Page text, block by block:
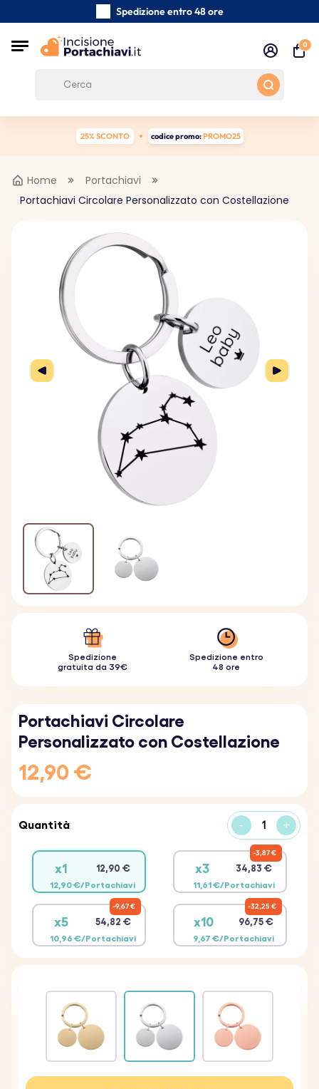
Spedizione entro 48 ore
Recensioni dei clienti:
0
25% SCONTO codice promo:PROMO25
Home
Portachiavi
Portachiavi Circolare Personalizzato con Costellazione
Spedizione
gratuita da 39€
Spedizione entro
48 ore
Portachiavi Circolare
Personalizzato con Costellazione
12,90 €
Quantità - +
x1 12,90 €
12,90 €/Portachiavi
x3 34,83 €
11,61 €/Portachiavi
3,87 €
x5 54,82 €
10,96 €/Portachiavi
9,67 €
x10 96,75 €
9,67 €/Portachiavi
32,25 €